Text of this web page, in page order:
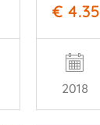
€
2018